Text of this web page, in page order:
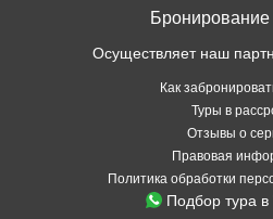
Бронирование
Осуществляет наш
Как
Туры в
Отзывы о
Правовая
Политика обработки
Подбор тура